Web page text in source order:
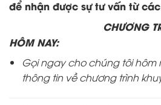
để nhận được sự tư vấn từ
CHƯƠNG
HÔM NAY:
Gọi ngay cho chúng tôi hôm
thông tin về chương trình